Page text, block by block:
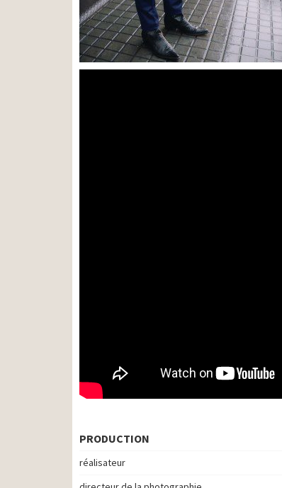
PRODUCTION
réalisateur